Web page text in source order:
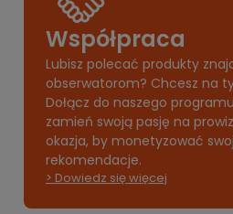
Współpraca
Lubisz polecać produkty
obserwatorom? Chcesz na
Dołącz do naszego
zamień swoją pasję na
okazja, by monetyzować
rekomendacje.
> Dowiedz się więcej